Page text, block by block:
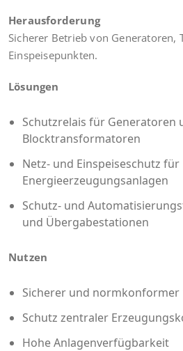
Herausforderung
Sicherer Betrieb von Generatoren,
Einspeisepunkten.
Lösungen
Schutzrelais für Generatoren
Blocktransformatoren
Netz- und Einspeiseschutz für
Energieerzeugungsanlagen
Schutz- und
und Übergabestationen
Nutzen
Sicherer und normkonformer
Schutz zentraler
Hohe Anlagenverfügbarkeit